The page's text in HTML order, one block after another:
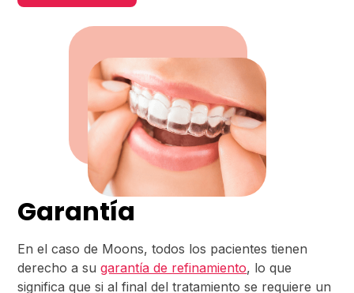
Garantía
En el caso de Moons, todos los pacientes tienen
derecho a sugarantía de refinamiento, lo que
significa que si al final del tratamiento se requiere un